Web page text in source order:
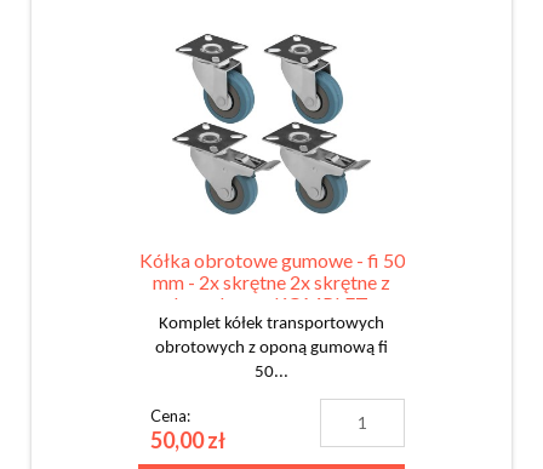
Kółka obrotowe gumowe - fi 50
mm - 2x skrętne 2x skrętne z
hamulcem - KOMPLET
Komplet kółek transportowych
obrotowych z oponą gumową fi
50...
Cena:
50,00 zł